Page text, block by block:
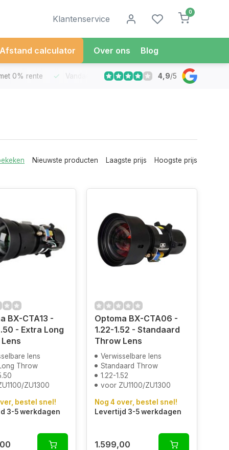
Klantenservice
0
Afstand calculator Over ons Blog
0% rente Vandaag besteldMorgen in Huis*
4,9/5
Nieuwste producten Laagste prijs Hoogste prijs
BX-CTA13 -
- Extra Long
lens
Throw
ZU1300
bestel snel!
3-5 werkdagen
Optoma BX-CTA06 -
1.22-1.52 - Standaard
Throw Lens
Verwisselbare lens
Standaard Throw
1.22-1.52
voor ZU1100/ZU1300
Nog 4 over, bestel snel!
Levertijd 3-5 werkdagen
1.599,00